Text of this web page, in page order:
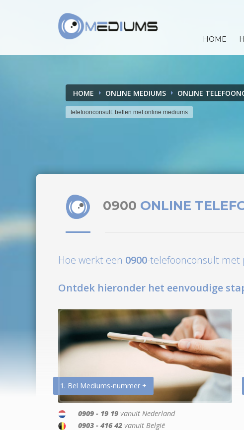
HOME
HOME ONLINE MEDIUMS ONLINE
telefoonconsult: bellen met online mediums
0900 ONLINE
Hoe werkt een 0900-telefoonconsult
Ontdek hieronder het eenvoudige
1. Bel Mediums-nummer +
0909 - 19 19 vanuit Nederland
0903 - 416 42 vanuit België